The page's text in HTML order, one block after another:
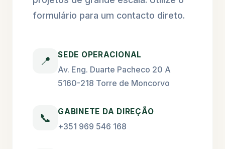
formulário para um contacto direto.
📍 SEDE OPERACIONAL
Av. Eng. Duarte Pacheco 20 A
5160-218 Torre de Moncorvo
📞 GABINETE DA DIREÇÃO
+351 969 546 168